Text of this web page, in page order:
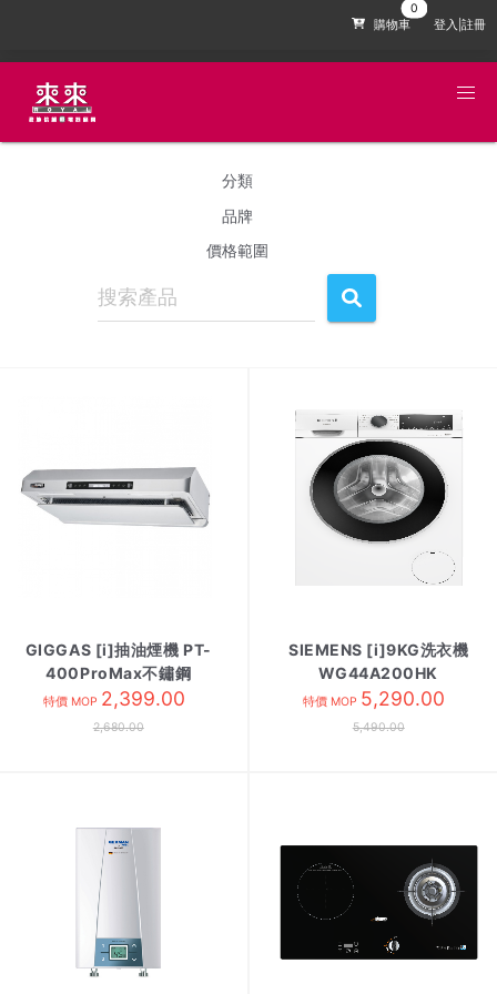
購物車 登入|註冊
分類
品牌
價格範圍
GIGGAS [i]抽油煙機 PT-
400ProMax不鏽鋼
特價 MOP 2,399.00
2,680.00
SIEMENS [i]9KG洗衣機
WG44A200HK
特價 MOP 5,290.00
5,490.00